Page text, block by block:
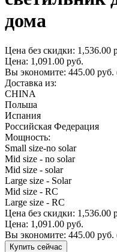
дома
Цена без скидки: 1,536.00
Цена: 1,091.00 руб.
Вы экономите: 445.00 руб.
Доставка из:
CHINA
Польша
Испания
Российская Федерация
Мощность:
Small size-no solar
Mid size - no solar
Mid size - solar
Large size - Solar
Mid size - RC
Large size - RC
Цена без скидки: 1,536.00
Цена: 1,091.00 руб.
Вы экономите: 445.00 руб.
Купить сейчас